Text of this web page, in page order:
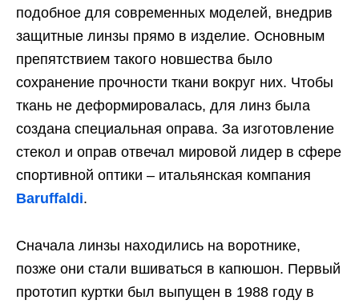
подобное для современных моделей, внедрив
защитные линзы прямо в изделие. Основным
препятствием такого новшества было
сохранение прочности ткани вокруг них. Чтобы
ткань не деформировалась, для линз была
создана специальная оправа. За изготовление
стекол и оправ отвечал мировой лидер в сфере
спортивной оптики – итальянская компания
Baruffaldi.
Сначала линзы находились на воротнике,
позже они стали вшиваться в капюшон. Первый
прототип куртки был выпущен в 1988 году в